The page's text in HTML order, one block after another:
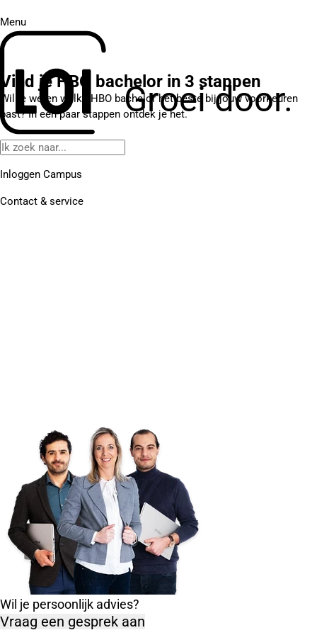
Menu
Groei door.
Inloggen Campus
Contact & service
Vind je HBO bachelor in 3 stappen
Wil je weten welke HBO bachelor het beste bij jouw voorkeuren
past? In een paar stappen ontdek je het.
Wil je persoonlijk advies?
Vraag een gesprek aan